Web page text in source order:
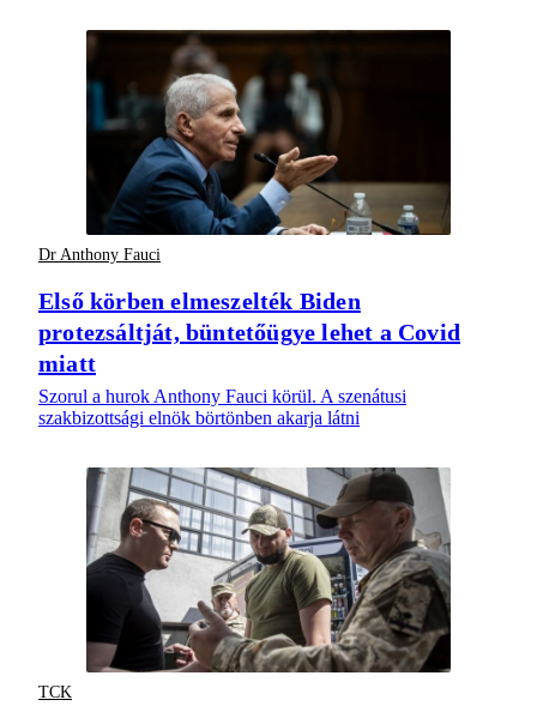
Dr Anthony Fauci
Első körben elmeszelték Biden
protezsáltját, büntetőügye lehet a Covid
miatt
Szorul a hurok Anthony Fauci körül. A szenátusi
szakbizottsági elnök börtönben akarja látni
TCK